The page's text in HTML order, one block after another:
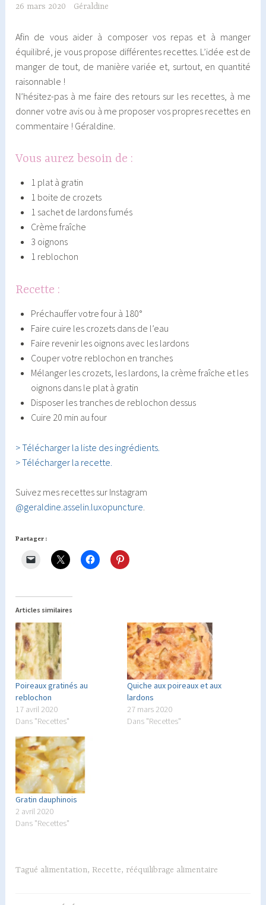
26 mars 2020 Géraldine
Afin de vous aider à composer vos repas et à manger
équilibré, je vous propose différentes recettes. L’idée est de
manger de tout, de manière variée et, surtout, en quantité
raisonnable !
N’hésitez-pas à me faire des retours sur les recettes, à me
donner votre avis ou à me proposer vos propres recettes en
commentaire ! Géraldine.
Vous aurez besoin de :
1 plat à gratin
1 boite de crozets
1 sachet de lardons fumés
Crème fraîche
3 oignons
1 reblochon
Recette :
Préchauffer votre four à 180°
Faire cuire les crozets dans de l’eau
Faire revenir les oignons avec les lardons
Couper votre reblochon en tranches
Mélanger les crozets, les lardons, la crème fraîche et les
oignons dans le plat à gratin
Disposer les tranches de reblochon dessus
Cuire 20 min au four
> Télécharger la liste des ingrédients.
> Télécharger la recette.
Suivez mes recettes sur Instagram
@geraldine.asselin.luxopuncture.
Partager :
Articles similaires
Poireaux gratinés au
reblochon
17 avril 2020
Dans "Recettes"
Quiche aux poireaux et aux
lardons
27 mars 2020
Dans "Recettes"
Gratin dauphinois
2 avril 2020
Dans "Recettes"
Tagué alimentation, Recette, rééquilibrage alimentaire